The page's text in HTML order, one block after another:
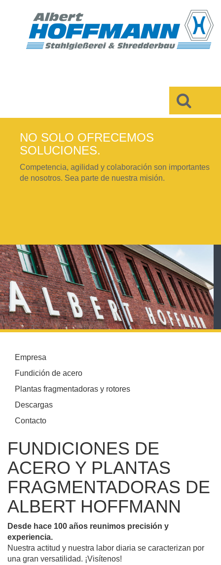
NO SOLO OFRECEMOS
SOLUCIONES.
Competencia, agilidad y colaboración son importantes
de nosotros. Sea parte de nuestra misión.
Empresa
Fundición de acero
Plantas fragmentadoras y rotores
Descargas
Contacto
FUNDICIONES DE
ACERO Y PLANTAS
FRAGMENTADORAS DE
ALBERT HOFFMANN
Desde hace 100 años reunimos precisión y
experiencia.
Nuestra actitud y nuestra labor diaria se caracterizan por
una gran versatilidad. ¡Visítenos!